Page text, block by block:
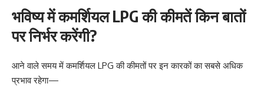
भविष्य में कमर्शियल LPG की कीमतें किन बातों
पर निर्भर करेंगी?
आने वाले समय में कमर्शियल LPG की कीमतों पर इन कारकों का सबसे अधिक
प्रभाव रहेगा—